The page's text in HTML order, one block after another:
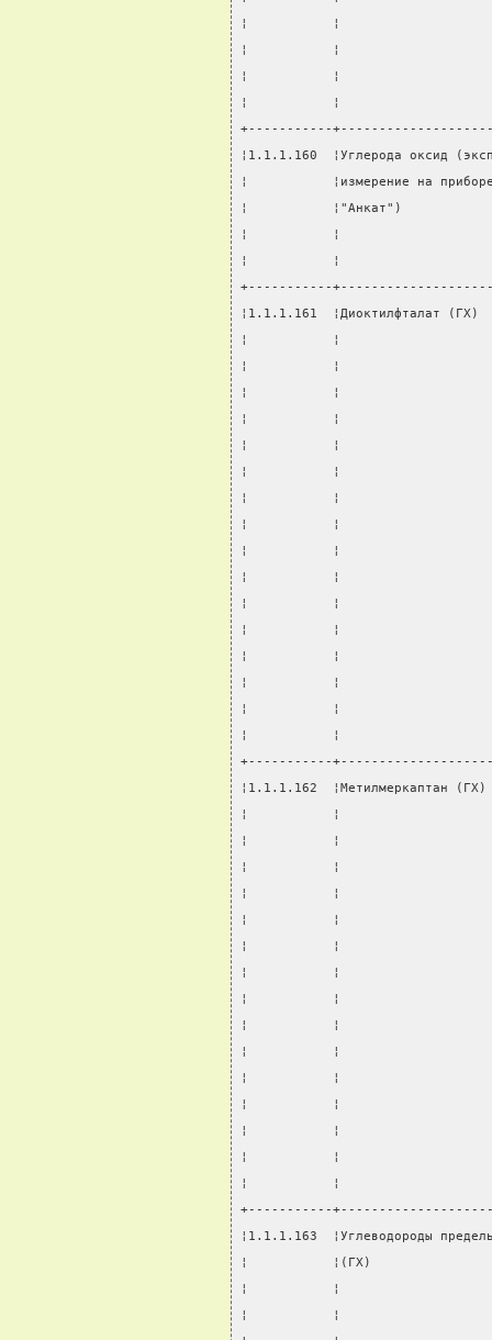
¦           ¦
¦           ¦
¦           ¦
¦           ¦
+-----------
¦1.1.1.160  ¦Углерода оксид
¦           ¦измерение на
¦           ¦"Анкат")
¦           ¦
¦           ¦
+-----------
¦1.1.1.161  ¦Диоктилфталат
¦           ¦
¦           ¦
¦           ¦                           ¦
¦           ¦
¦           ¦
¦           ¦
¦           ¦
¦           ¦
¦           ¦
¦           ¦
¦           ¦
¦           ¦
¦           ¦
¦           ¦
¦           ¦
¦           ¦
+-----------
¦1.1.1.162  ¦Метилмеркаптан
¦           ¦
¦           ¦
¦           ¦
¦           ¦
¦           ¦
¦           ¦
¦           ¦
¦           ¦
¦           ¦
¦           ¦
¦           ¦
¦           ¦
¦           ¦
¦           ¦
¦           ¦
+-----------
¦1.1.1.163  ¦Углеводороды
¦           ¦(ГХ)
¦           ¦
¦           ¦